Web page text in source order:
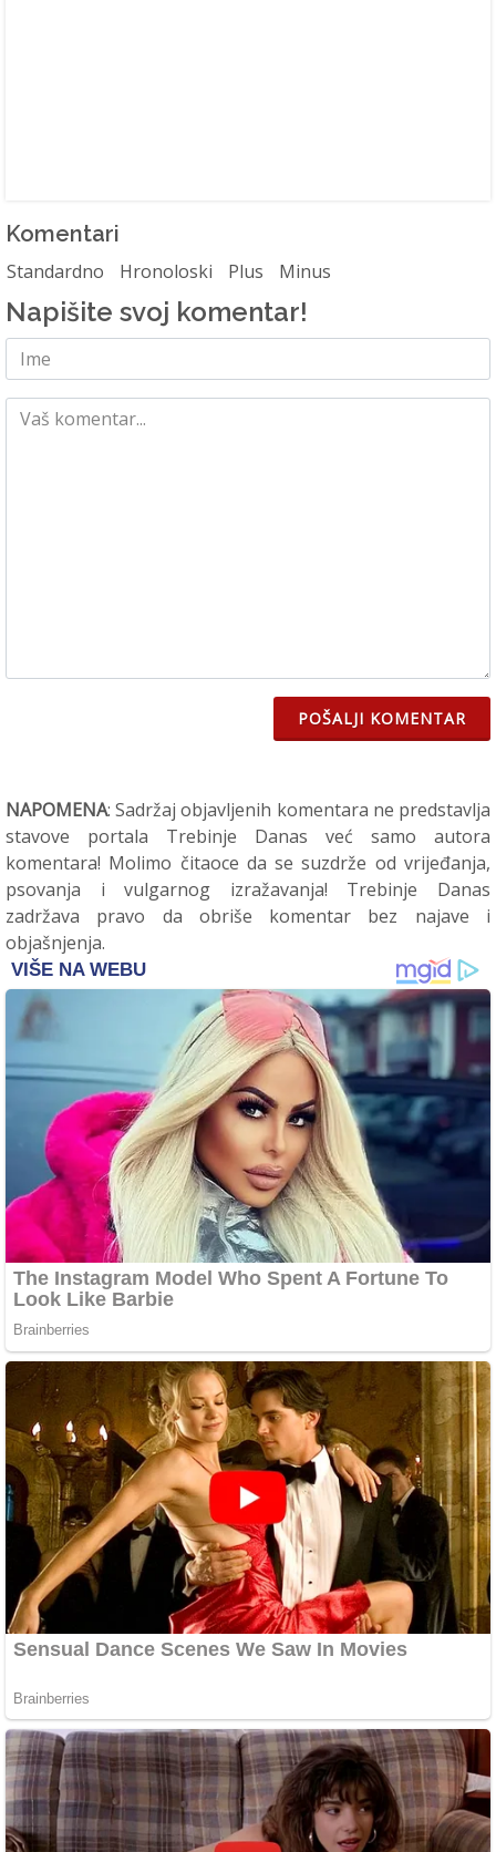
Komentari
Standardno Hronoloski Plus Minus
Napišite svoj komentar!
POŠALJI KOMENTAR
NAPOMENA: Sadržaj objavljenih komentara ne predstavlja
stavove portala Trebinje Danas već samo autora
komentara! Molimo čitaoce da se suzdrže od vrijeđanja,
psovanja i vulgarnog izražavanja! Trebinje Danas
zadržava pravo da obriše komentar bez najave i
objašnjenja.